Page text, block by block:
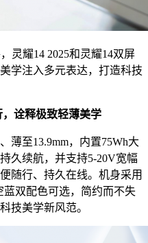
耀14 2025和灵耀14双屏
学注入多元表达，打造科技
，诠释极致轻薄美学
至13.9mm，内置75Wh大
久续航，并支持5-20V宽幅
随行、持久在线。机身采用
双配色可选，简约而不失
技美学新风范。